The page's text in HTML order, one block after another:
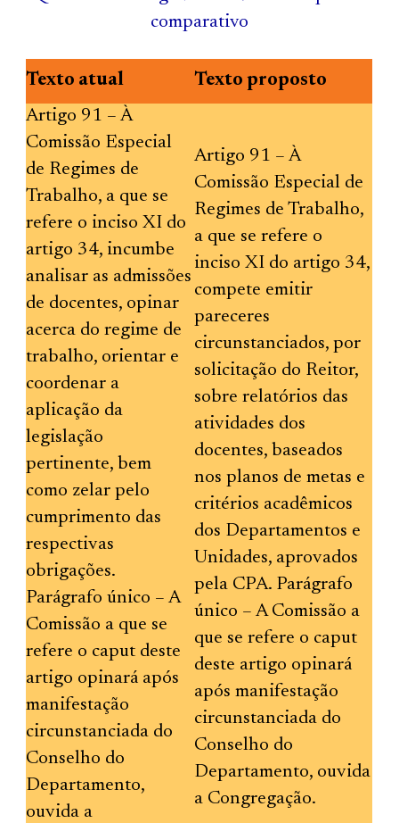
comparativo
Texto atual
Texto proposto
Artigo 91 – À
Comissão Especial
de Regimes de
Trabalho, a que se
refere o inciso XI do
artigo 34, incumbe
analisar as admissões
de docentes, opinar
acerca do regime de
trabalho, orientar e
coordenar a
aplicação da
legislação
pertinente, bem
como zelar pelo
cumprimento das
respectivas
obrigações.
Parágrafo único – A
Comissão a que se
refere o caput deste
artigo opinará após
manifestação
circunstanciada do
Conselho do
Departamento,
ouvida a
Artigo 91 – À
Comissão Especial de
Regimes de Trabalho,
a que se refere o
inciso XI do artigo 34,
compete emitir
pareceres
circunstanciados, por
solicitação do Reitor,
sobre relatórios das
atividades dos
docentes, baseados
nos planos de metas e
critérios acadêmicos
dos Departamentos e
Unidades, aprovados
pela CPA. Parágrafo
único – A Comissão a
que se refere o caput
deste artigo opinará
após manifestação
circunstanciada do
Conselho do
Departamento, ouvida
a Congregação.